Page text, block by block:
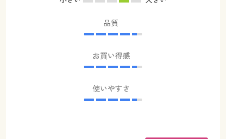
品質
お買い得感
使いやすさ